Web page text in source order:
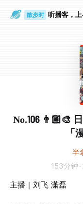
通勤路上 听播客，
No.106 👨🏼‍🎨
「
半
153分钟 ·
主播｜刘飞 潇磊